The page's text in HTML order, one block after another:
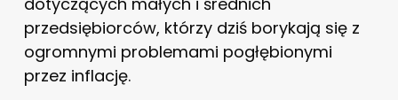
przedsiębiorców, którzy dziś borykają się z
ogromnymi problemami pogłębionymi
przez inflację.